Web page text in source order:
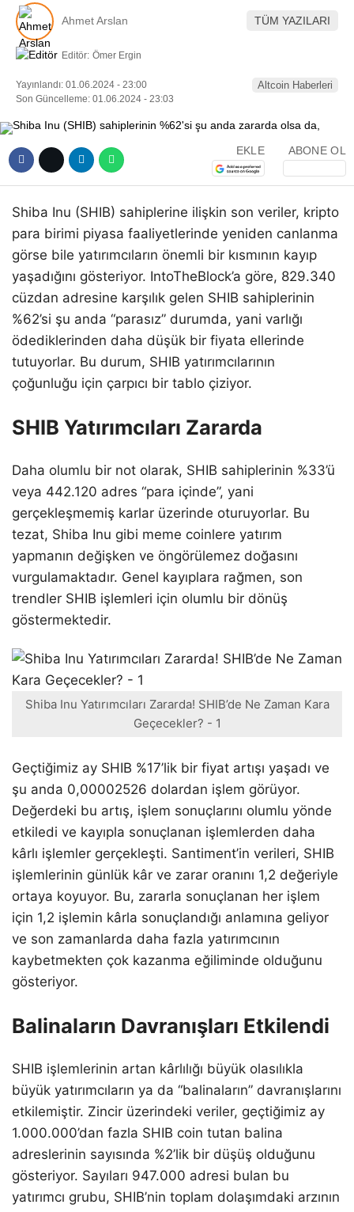
Ahmet Arslan TÜM YAZILARI
Editör: Ömer Ergin
Yayınlandı: 01.06.2024 - 23:00
Son Güncelleme: 01.06.2024 - 23:03
Altcoin Haberleri
EKLE ABONE OL
Shiba Inu (SHIB) sahiplerine ilişkin son veriler, kripto
para birimi piyasa faaliyetlerinde yeniden canlanma
görse bile yatırımcıların önemli bir kısmının kayıp
yaşadığını gösteriyor. IntoTheBlock’a göre, 829.340
cüzdan adresine karşılık gelen SHIB sahiplerinin
%62’si şu anda “parasız” durumda, yani varlığı
ödediklerinden daha düşük bir fiyata ellerinde
tutuyorlar. Bu durum, SHIB yatırımcılarının
çoğunluğu için çarpıcı bir tablo çiziyor.
SHIB Yatırımcıları Zararda
Daha olumlu bir not olarak, SHIB sahiplerinin %33’ü
veya 442.120 adres “para içinde”, yani
gerçekleşmemiş karlar üzerinde oturuyorlar. Bu
tezat, Shiba Inu gibi meme coinlere yatırım
yapmanın değişken ve öngörülemez doğasını
vurgulamaktadır. Genel kayıplara rağmen, son
trendler SHIB işlemleri için olumlu bir dönüş
göstermektedir.
Shiba Inu Yatırımcıları Zararda! SHIB’de Ne Zaman Kara
Geçecekler? - 1
Geçtiğimiz ay SHIB %17’lik bir fiyat artışı yaşadı ve
şu anda 0,00002526 dolardan işlem görüyor.
Değerdeki bu artış, işlem sonuçlarını olumlu yönde
etkiledi ve kayıpla sonuçlanan işlemlerden daha
kârlı işlemler gerçekleşti. Santiment’in verileri, SHIB
işlemlerinin günlük kâr ve zarar oranını 1,2 değeriyle
ortaya koyuyor. Bu, zararla sonuçlanan her işlem
için 1,2 işlemin kârla sonuçlandığı anlamına geliyor
ve son zamanlarda daha fazla yatırımcının
kaybetmekten çok kazanma eğiliminde olduğunu
gösteriyor.
Balinaların Davranışları Etkilendi
SHIB işlemlerinin artan kârlılığı büyük olasılıkla
büyük yatırımcıların ya da “balinaların” davranışlarını
etkilemiştir. Zincir üzerindeki veriler, geçtiğimiz ay
1.000.000’dan fazla SHIB coin tutan balina
adreslerinin sayısında %2’lik bir düşüş olduğunu
gösteriyor. Sayıları 947.000 adresi bulan bu
yatırımcı grubu, SHIB’nin toplam dolaşımdaki arzının